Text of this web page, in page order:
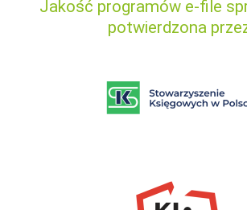
Jakość programów e-file
potwierdzona